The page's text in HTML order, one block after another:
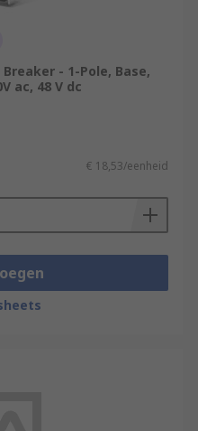
- 1-Pole, Base,
ac, 48 V dc
€ 18,53/eenheid